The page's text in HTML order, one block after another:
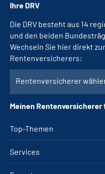
Top-Themen
Services
Ihre DRV
Die DRV besteht aus 14
und den beiden
Wechseln Sie hier direkt
Rentenversicherers:
Rentenversicherer
Meinen Rentenversicherer